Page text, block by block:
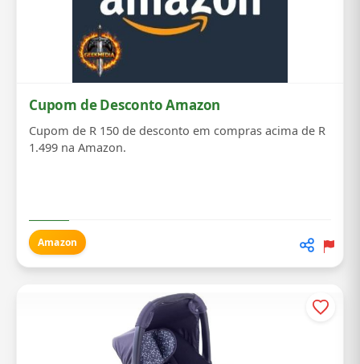
Cupom de Desconto Amazon
Cupom de R 150 de desconto em compras acima de R
1.499 na Amazon.
Amazon